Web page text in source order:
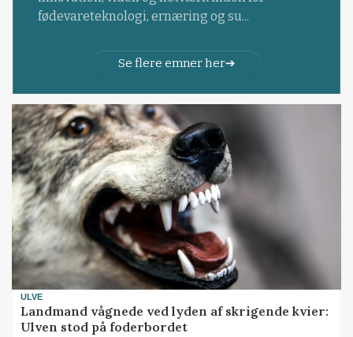
fødevareteknologi, ernæring og su...
Se flere emner her
ULVE
Landmand vågnede ved lyden af skrigende kvier:
Ulven stod på foderbordet